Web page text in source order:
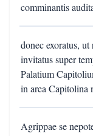
comminantis
donec exoratus,
invitatus super
Palatium
in area Capitolina
Agrippae se